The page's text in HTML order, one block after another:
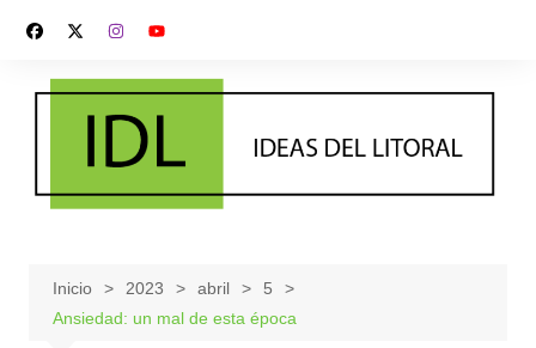
contenido
Inicio 2023 abril
5
Ansiedad: un mal de esta época